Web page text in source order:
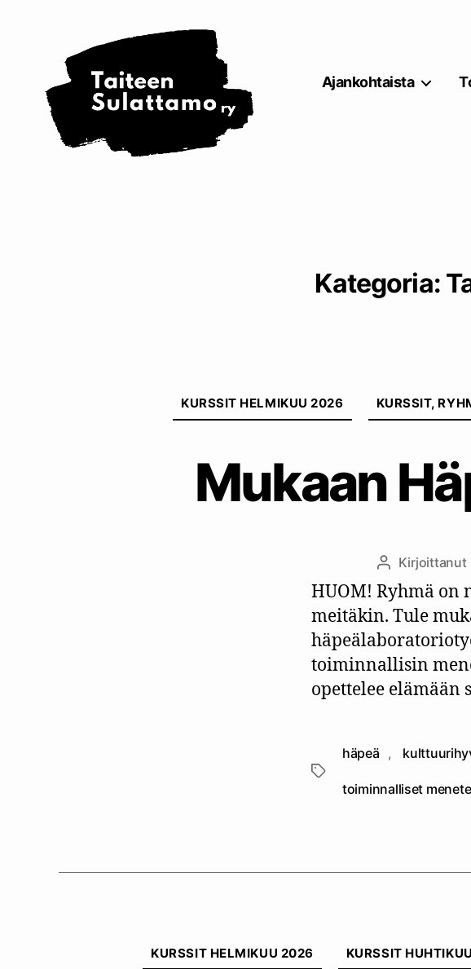
Ajankohtaista
Kategoria:
KURSSIT HELMIKUU 2026 KURSSIT,
Mukaan
Kirjoittaja
Kirjoittanut
HUOM! Ryhmä on
meitäkin. Tule
toiminnallisin
opettelee elämään
Avainsanat
häpeä ,
toiminnalliset
KURSSIT HELMIKUU 2026 KURSSIT